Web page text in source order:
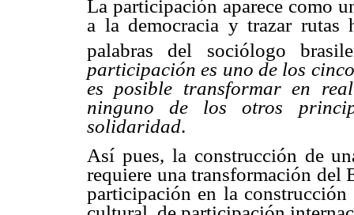
La participación aparece como
a la democracia y trazar rutas
palabras del sociólogo
participación es uno de los
es posible transformar en
ninguno de los otros
solidaridad.
Así pues, la construcción de
requiere una transformación del
participación en la